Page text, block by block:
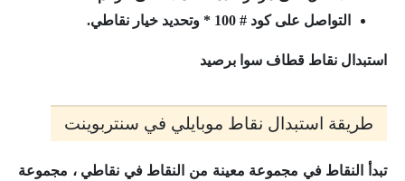
التواصل على كود # 100 * وتحديد خيار نقاطي.
استبدال نقاط قطاف سوا برصيد
طريقة استبدال نقاط موبايلي في سنتربوينت
تبدأ النقاط في مجموعة معينة من النقاط في نقاطي ، مجموعة